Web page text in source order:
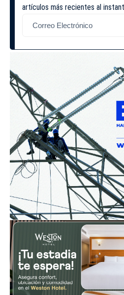
artículos más recientes al